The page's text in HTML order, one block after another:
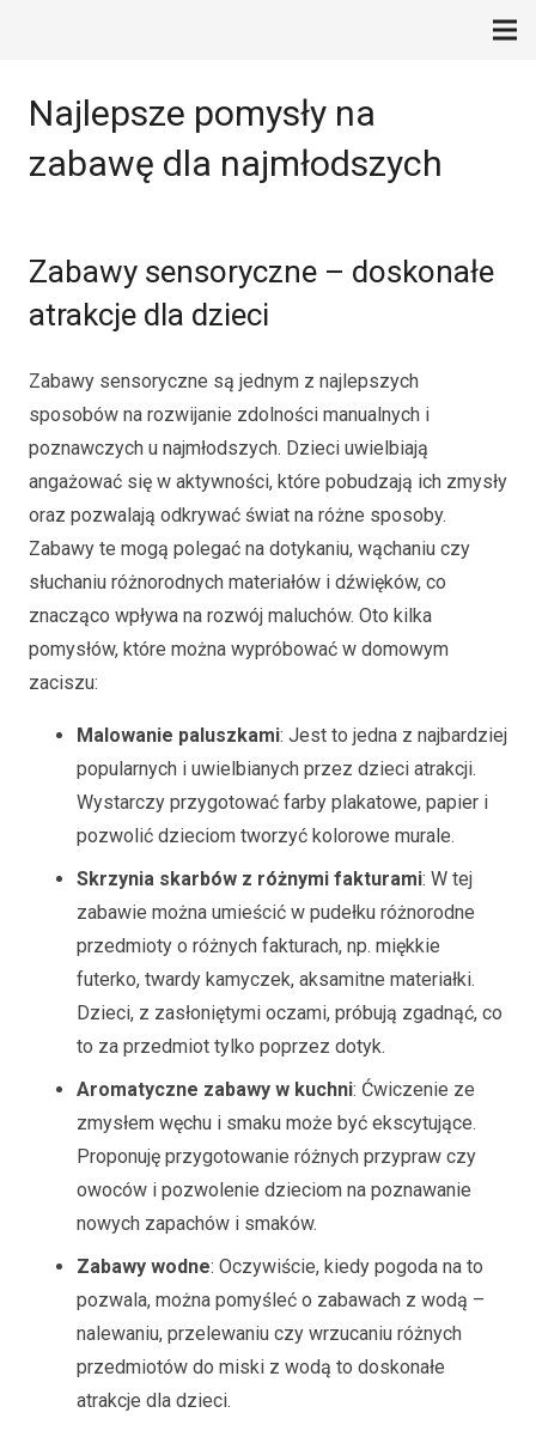
Najlepsze pomysły na
zabawę dla najmłodszych
Zabawy sensoryczne – doskonałe
atrakcje dla dzieci
Zabawy sensoryczne są jednym z najlepszych
sposobów na rozwijanie zdolności manualnych i
poznawczych u najmłodszych. Dzieci uwielbiają
angażować się w aktywności, które pobudzają ich zmysły
oraz pozwalają odkrywać świat na różne sposoby.
Zabawy te mogą polegać na dotykaniu, wąchaniu czy
słuchaniu różnorodnych materiałów i dźwięków, co
znacząco wpływa na rozwój maluchów. Oto kilka
pomysłów, które można wypróbować w domowym
zaciszu:
Malowanie paluszkami: Jest to jedna z najbardziej
popularnych i uwielbianych przez dzieci atrakcji.
Wystarczy przygotować farby plakatowe, papier i
pozwolić dzieciom tworzyć kolorowe murale.
Skrzynia skarbów z różnymi fakturami: W tej
zabawie można umieścić w pudełku różnorodne
przedmioty o różnych fakturach, np. miękkie
futerko, twardy kamyczek, aksamitne materiałki.
Dzieci, z zasłoniętymi oczami, próbują zgadnąć, co
to za przedmiot tylko poprzez dotyk.
Aromatyczne zabawy w kuchni: Ćwiczenie ze
zmysłem węchu i smaku może być ekscytujące.
Proponuję przygotowanie różnych przypraw czy
owoców i pozwolenie dzieciom na poznawanie
nowych zapachów i smaków.
Zabawy wodne: Oczywiście, kiedy pogoda na to
pozwala, można pomyśleć o zabawach z wodą –
nalewaniu, przelewaniu czy wrzucaniu różnych
przedmiotów do miski z wodą to doskonałe
atrakcje dla dzieci.